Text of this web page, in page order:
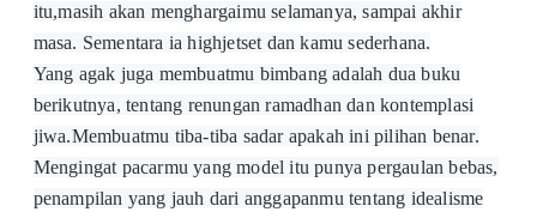
itu,masih akan menghargaimu selamanya, sampai akhir
masa. Sementara ia highjetset dan kamu sederhana.
Yang agak juga membuatmu bimbang adalah dua buku
berikutnya, tentang renungan ramadhan dan kontemplasi
jiwa.Membuatmu tiba-tiba sadar apakah ini pilihan benar.
Mengingat pacarmu yang model itu punya pergaulan bebas,
penampilan yang jauh dari anggapanmu tentang idealisme